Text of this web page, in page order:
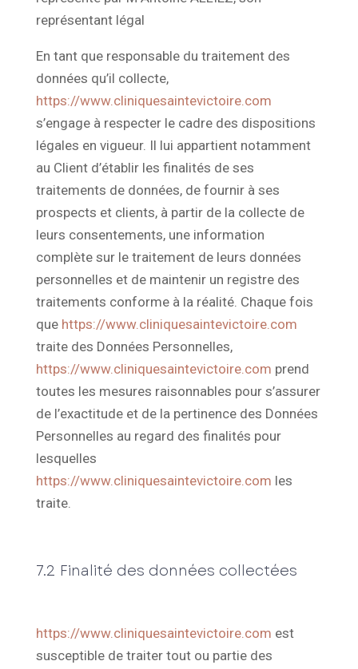
représentant légal
En tant que responsable du traitement des
données qu’il collecte,
https://www.cliniquesaintevictoire.com
s’engage à respecter le cadre des dispositions
légales en vigueur. Il lui appartient notamment
au Client d’établir les finalités de ses
traitements de données, de fournir à ses
prospects et clients, à partir de la collecte de
leurs consentements, une information
complète sur le traitement de leurs données
personnelles et de maintenir un registre des
traitements conforme à la réalité. Chaque fois
que https://www.cliniquesaintevictoire.com
traite des Données Personnelles,
https://www.cliniquesaintevictoire.com prend
toutes les mesures raisonnables pour s’assurer
de l’exactitude et de la pertinence des Données
Personnelles au regard des finalités pour
lesquelles
https://www.cliniquesaintevictoire.com les
traite.
7.2 Finalité des données collectées
https://www.cliniquesaintevictoire.com est
susceptible de traiter tout ou partie des